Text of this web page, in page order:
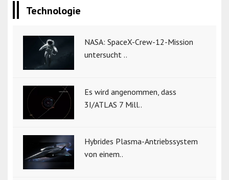
Technologie
NASA: SpaceX-Crew-12-Mission
untersucht ..
Es wird angenommen, dass
3I/ATLAS 7 Mill..
Hybrides Plasma-Antriebssystem
von einem..